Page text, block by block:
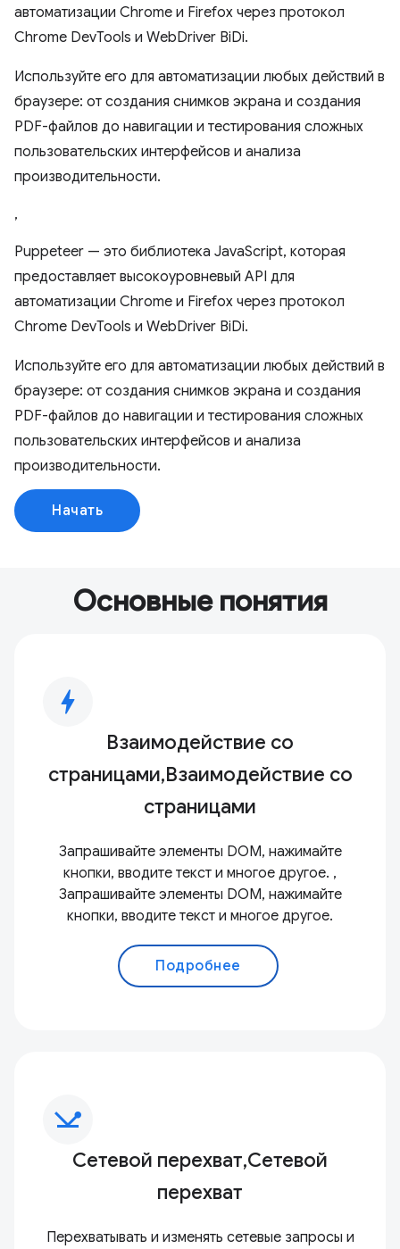
автоматизации Chrome и Firefox через протокол
Chrome DevTools и WebDriver BiDi.
Используйте его для автоматизации любых действий в
браузере: от создания снимков экрана и создания
PDF-файлов до навигации и тестирования сложных
пользовательских интерфейсов и анализа
производительности.
,
Puppeteer — это библиотека JavaScript, которая
предоставляет высокоуровневый API для
автоматизации Chrome и Firefox через протокол
Chrome DevTools и WebDriver BiDi.
Используйте его для автоматизации любых действий в
браузере: от создания снимков экрана и создания
PDF-файлов до навигации и тестирования сложных
пользовательских интерфейсов и анализа
производительности.
Начать
Основные понятия
bolt
Взаимодействие со
страницами,Взаимодействие со
страницами
Запрашивайте элементы DOM, нажимайте
кнопки, вводите текст и многое другое. ,
Запрашивайте элементы DOM, нажимайте
кнопки, вводите текст и многое другое.
Подробнее
network_ping
Сетевой перехват,Сетевой
перехват
Перехватывать и изменять сетевые запросы и